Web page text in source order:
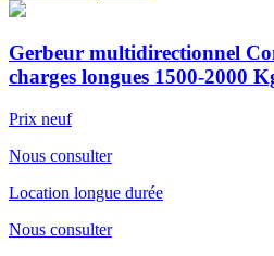
Gerbeur multidirectionnel
charges longues 1500-2000
Prix neuf
Nous consulter
Location longue durée
Nous consulter